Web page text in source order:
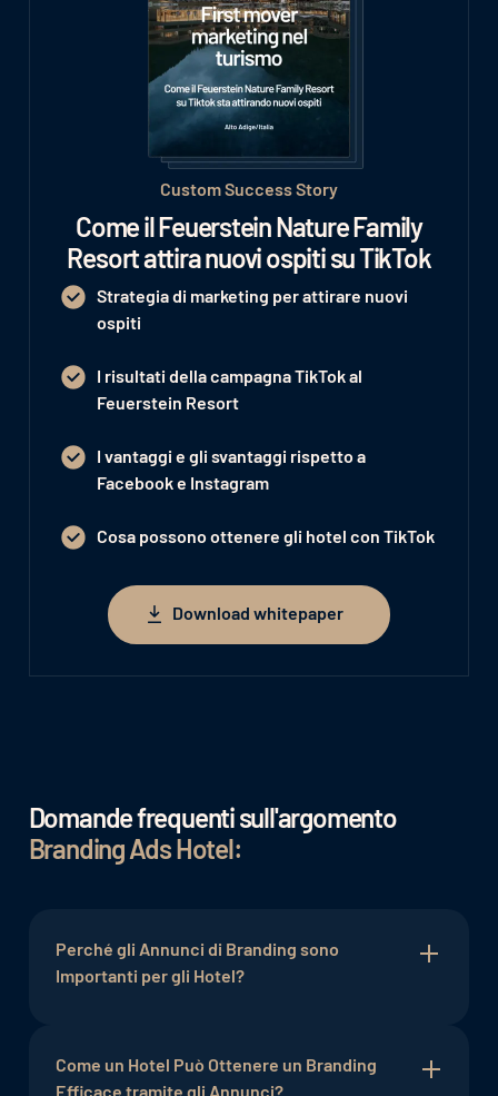
Custom Success Story
Come il Feuerstein Nature Family
Resort attira nuovi ospiti su TikTok
Strategia di marketing per attirare nuovi
ospiti
I risultati della campagna TikTok al
Feuerstein Resort
I vantaggi e gli svantaggi rispetto a
Facebook e Instagram
Cosa possono ottenere gli hotel con TikTok
Download whitepaper
Download whitepaper
Domande frequenti sull'argomento
Branding Ads Hotel:
Perché gli Annunci di Branding sono
Importanti per gli Hotel?
rafforzano la presenza del marchio e promuovono
la fiducia tra i potenziali ospiti. Un branding
Come un Hotel Può Ottenere un Branding
Efficace tramite gli Annunci?